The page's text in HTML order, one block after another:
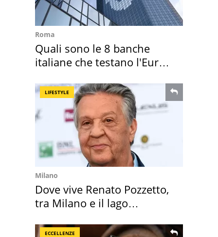
Roma
Quali sono le 8 banche
italiane che testano l'Euro
LIFESTYLE
Milano
Dove vive Renato Pozzetto,
tra Milano e il lago
ECCELLENZE